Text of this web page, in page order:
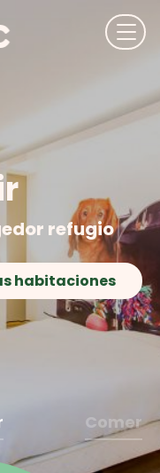
refugio
habitaciones
quieras
Comer